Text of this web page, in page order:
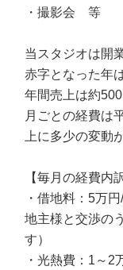
・撮影会 等
当スタジオは開
赤字となった年
年間売上は約
月ごとの経費は
上に多少の変動
【毎月の経費内
・借地料：5万
地主様と交渉の
す）
・光熱費：1～2